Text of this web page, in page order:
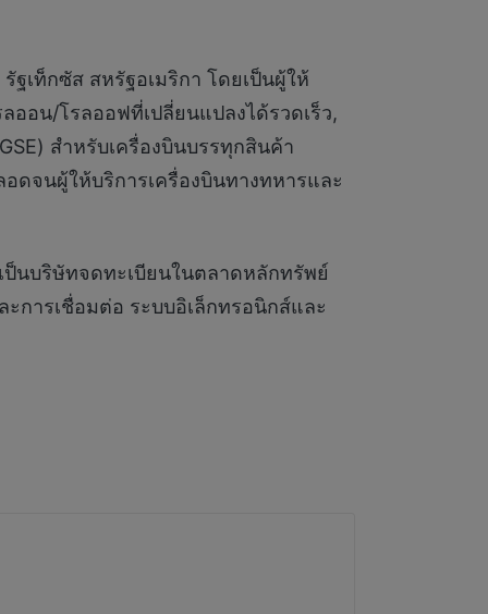
เท็กซัส สหรัฐอเมริกา โดยเป็นผู้ให้
อน/โรลออฟที่เปลี่ยนแปลงได้รวดเร็ว,
สำหรับเครื่องบินบรรทุกสินค้า
ดจนผู้ให้บริการเครื่องบินทางทหารและ
ป็นบริษัทจดทะเบียนในตลาดหลักทรัพย์
การเชื่อมต่อ ระบบอิเล็กทรอนิกส์และ